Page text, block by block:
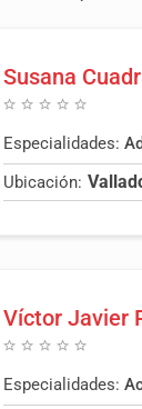
Susana
Especialidades:
Ubicación:
Víctor Javier
Especialidades: